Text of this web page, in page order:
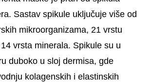
Sastav spikule uključuje više od
mikroorganizama, 21 vrstu
vrsta minerala. Spikule su u
duboko u sloj dermisa, gde
kolagenskih i elastinskih